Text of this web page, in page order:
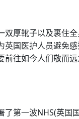
双厚靴子以及裹住
国医护人员避免感
前往如今人们敬而
了第一波NHS(英国